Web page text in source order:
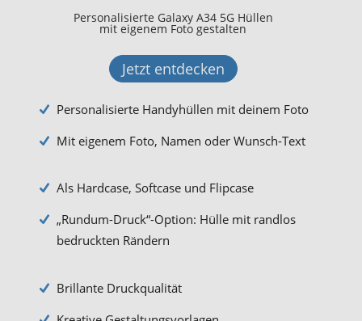
Personalisierte Galaxy A34 5G Hüllen
mit eigenem Foto gestalten
Jetzt entdecken
Personalisierte Handyhüllen mit deinem Foto
Mit eigenem Foto, Namen oder Wunsch-Text
Als Hardcase, Softcase und Flipcase
„Rundum-Druck“-Option: Hülle mit randlos
bedruckten Rändern
Brillante Druckqualität